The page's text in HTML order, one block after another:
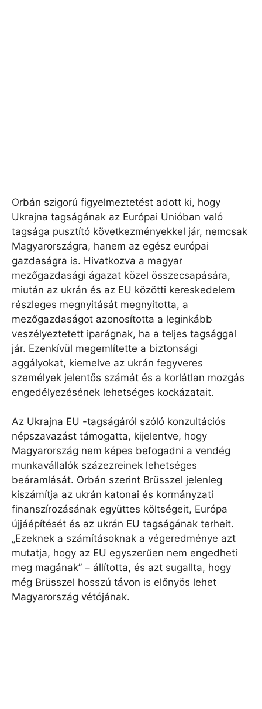
Orbán szigorú figyelmeztetést adott ki, hogy
Ukrajna tagságának az Európai Unióban való
tagsága pusztító következményekkel jár, nemcsak
Magyarországra, hanem az egész európai
gazdaságra is. Hivatkozva a magyar
mezőgazdasági ágazat közel összecsapására,
miután az ukrán és az EU közötti kereskedelem
részleges megnyitását megnyitotta, a
mezőgazdaságot azonosította a leginkább
veszélyeztetett iparágnak, ha a teljes tagsággal
jár. Ezenkívül megemlítette a biztonsági
aggályokat, kiemelve az ukrán fegyveres
személyek jelentős számát és a korlátlan mozgás
engedélyezésének lehetséges kockázatait.
Az Ukrajna EU -tagságáról szóló konzultációs
népszavazást támogatta, kijelentve, hogy
Magyarország nem képes befogadni a vendég
munkavállalók százezreinek lehetséges
beáramlását. Orbán szerint Brüsszel jelenleg
kiszámítja az ukrán katonai és kormányzati
finanszírozásának együttes költségeit, Európa
újjáépítését és az ukrán EU tagságának terheit.
„Ezeknek a számításoknak a végeredménye azt
mutatja, hogy az EU egyszerűen nem engedheti
meg magának” – állította, és azt sugallta, hogy
még Brüsszel hosszú távon is előnyös lehet
Magyarország vétójának.